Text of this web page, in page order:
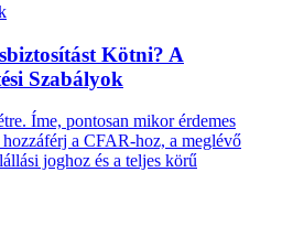
Kötni? A
Szabályok
Íme, pontosan mikor érdemes
a CFAR-hoz, a meglévő
joghoz és a teljes körű